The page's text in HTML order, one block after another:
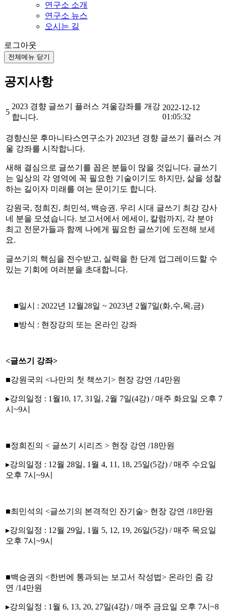
연구소 소개
연구소 뉴스
오시는 길
로그아웃
전체메뉴 닫기
공지사항
5
2023 경향 글쓰기 플러스 겨울강좌를 개강
합니다.
2022-12-12
01:05:32
경향신문 후마니타스연구소가 2023년 경향 글쓰기 플러스 겨
울 강좌를 시작합니다.
새해 결심으로 글쓰기를 꼽은 분들이 많을 것입니다. 글쓰기
는 일상의 각 영역에 꼭 필요한 기술이기도 하지만, 삶을 성찰
하는 길이자 미래를 여는 문이기도 합니다.
강원국, 정희진, 최민석, 백승권. 우리 시대 글쓰기 최강 강사
네 분을 모셨습니다. 보고서에서 에세이, 칼럼까지, 각 분야
최고 전문가들과 함께 나에게 필요한 글쓰기에 도전해 보세
요.
글쓰기의 핵심을 전수받고, 실력을 한 단계 업그레이드할 수
있는 기회에 여러분을 초대합니다.
■일시 : 2022년 12월28일 ~ 2023년 2월7일(화,수,목,금)
■방식 : 현장강의 또는 온라인 강좌
<글쓰기 강좌>
■강원국의 <나만의 첫 책쓰기> 현장 강연 /14만원
▸강의일정 : 1월10, 17, 31일, 2월 7일(4강) / 매주 화요일 오후 7
시~9시
■정희진의 < 글쓰기 시리즈 > 현장 강연 /18만원
▸강의일정 : 12월 28일, 1월 4, 11, 18, 25일(5강) / 매주 수요일
오후 7시~9시
■최민석의 <글쓰기의 본격적인 잔기술> 현장 강연 /18만원
▸강의일정 : 12월 29일, 1월 5, 12, 19, 26일(5강) / 매주 목요일
오후 7시~9시
■백승권의 <한번에 통과되는 보고서 작성법> 온라인 줌 강
연 /14만원
▸강의일정 : 1월 6, 13, 20, 27일(4강) / 매주 금요일 오후 7시~8